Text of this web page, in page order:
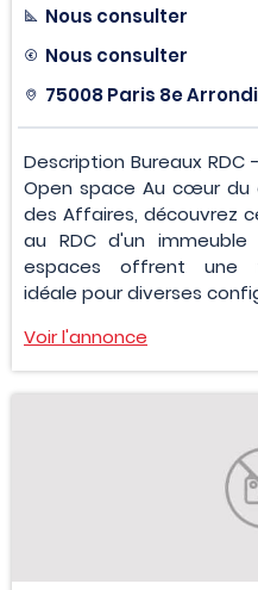
Nous consulter
Nous consulter
75008 Paris 8e
Description Bureaux
Open space Au cœur du
des Affaires, découvrez
au RDC d'un
espaces offrent une
idéale pour diverses
Voir l'annonce